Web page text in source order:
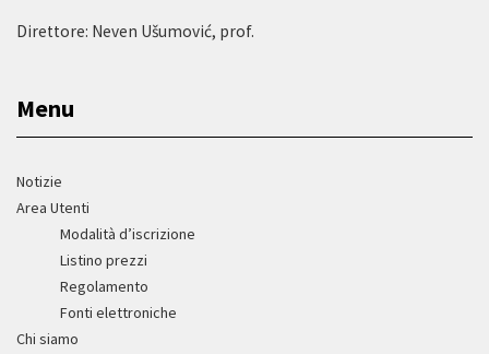
Direttore: Neven Ušumović, prof.
Menu
Notizie
Area Utenti
Modalità d’iscrizione
Listino prezzi
Regolamento
Fonti elettroniche
Chi siamo